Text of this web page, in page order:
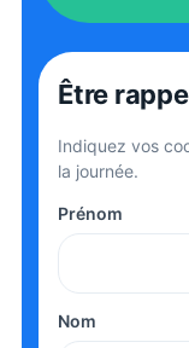
Être
Indiquez vos
la journée.
Prénom
Nom